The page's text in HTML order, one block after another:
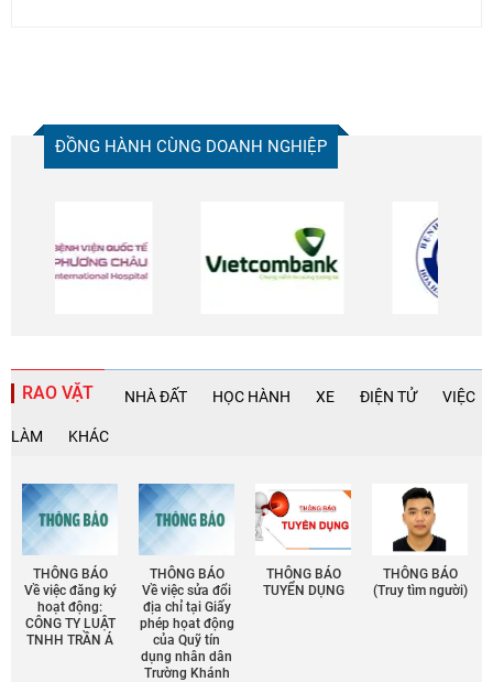
ĐỒNG HÀNH CÙNG DOANH NGHIỆP
RAO VẶT NHÀ ĐẤT HỌC HÀNH XE ĐIỆN TỬ VIỆC
LÀM KHÁC
THÔNG BÁO
Về việc đăng ký
hoạt động:
CÔNG TY LUẬT
TNHH TRẦN Á
THÔNG BÁO
Về việc sửa đổi
địa chỉ tại Giấy
phép họat động
của Quỹ tín
dụng nhân dân
Trường Khánh
THÔNG BÁO
TUYỂN DỤNG
THÔNG BÁO
(Truy tìm người)